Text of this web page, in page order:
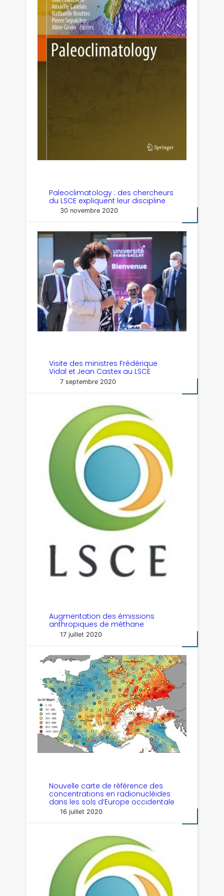
Paleoclimatology : des chercheurs
du LSCE expliquent leur discipline
30 novembre 2020
Visite des ministres Frédérique
Vidal et Jean Castex au LSCE
7 septembre 2020
Augmentation des émissions
anthropiques de méthane
17 juillet 2020
Nouvelle carte de référence des
concentrations en radionucléides
dans les sols d’Europe occidentale
16 juillet 2020